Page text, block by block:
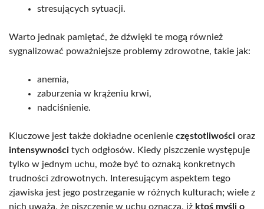
stresujących sytuacji.
Warto jednak pamiętać, że dźwięki te mogą również
sygnalizować poważniejsze problemy zdrowotne, takie jak:
anemia,
zaburzenia w krążeniu krwi,
nadciśnienie.
Kluczowe jest także dokładne ocenienie częstotliwości oraz
intensywności tych odgłosów. Kiedy piszczenie występuje
tylko w jednym uchu, może być to oznaką konkretnych
trudności zdrowotnych. Interesującym aspektem tego
zjawiska jest jego postrzeganie w różnych kulturach; wiele z
nich uważa, że piszczenie w uchu oznacza, iż ktoś myśli o